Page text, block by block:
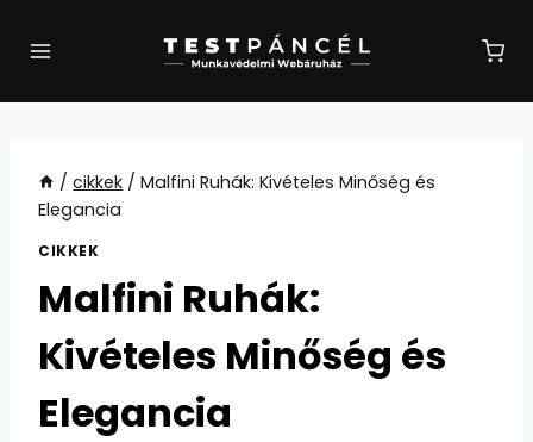
/ cikkek / Malfini Ruhák: Kivételes Minőség és
Elegancia
CIKKEK
Malfini Ruhák:
Kivételes Minőség és
Elegancia